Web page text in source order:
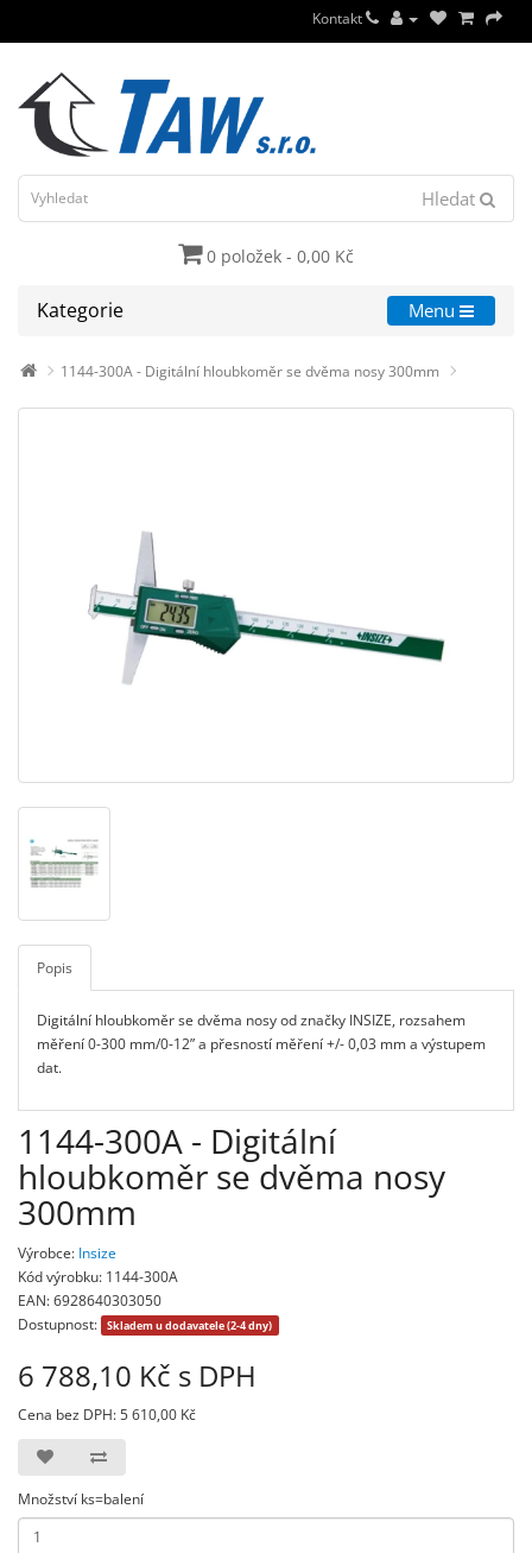
Kontakt
Hledat
0 položek - 0,00 Kč
Kategorie Menu
1144-300A - Digitální hloubkoměr se dvěma nosy 300mm
Popis
Digitální hloubkoměr se dvěma nosy od značky INSIZE, rozsahem
měření 0-300 mm/0-12” a přesností měření +/- 0,03 mm a výstupem
dat.
1144-300A - Digitální
hloubkoměr se dvěma nosy
300mm
Výrobce: Insize
Kód výrobku: 1144-300A
EAN: 6928640303050
Dostupnost:
Skladem u dodavatele (2-4 dny)
6 788,10 Kč s DPH
Cena bez DPH: 5 610,00 Kč
Množství ks=balení